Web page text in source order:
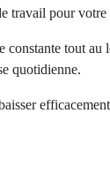
travail pour
tout
quotidienne.